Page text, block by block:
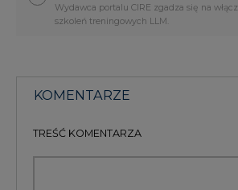
Wydawca portalu CIRE zgadza się na
szkoleń treningowych LLM.
KOMENTARZE
TREŚĆ KOMENTARZA